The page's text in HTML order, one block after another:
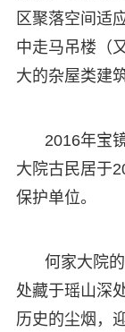
区聚落空间适
中走马吊楼（
大的杂屋类建
2016年宝
大院古民居于
保护单位。
何家大院
处藏于瑶山深
历史的尘烟，